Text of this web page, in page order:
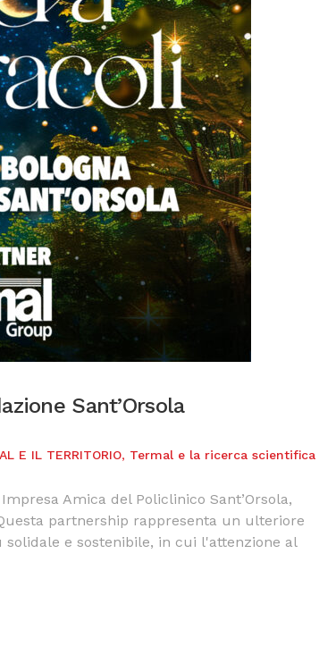
Sant’Orsola
E IL TERRITORIO, Termal e la ricerca scientifica
Amica del Policlinico Sant’Orsola,
partnership rappresenta un ulteriore
e sostenibile, in cui l'attenzione al